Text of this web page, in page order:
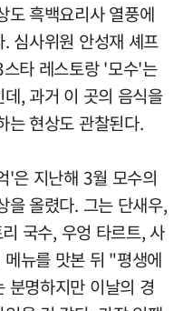
도 흑백요리사 열풍에
심사위원 안성재 셰프
타 레스토랑 '모수'는
, 과거 이 곳의 음식을
는 현상도 관찰된다.
'은 지난해 3월 모수의
을 올렸다. 그는 단새우,
국수, 우엉 타르트, 사
뉴를 맛본 뒤 "평생에
분명하지만 이날의 경